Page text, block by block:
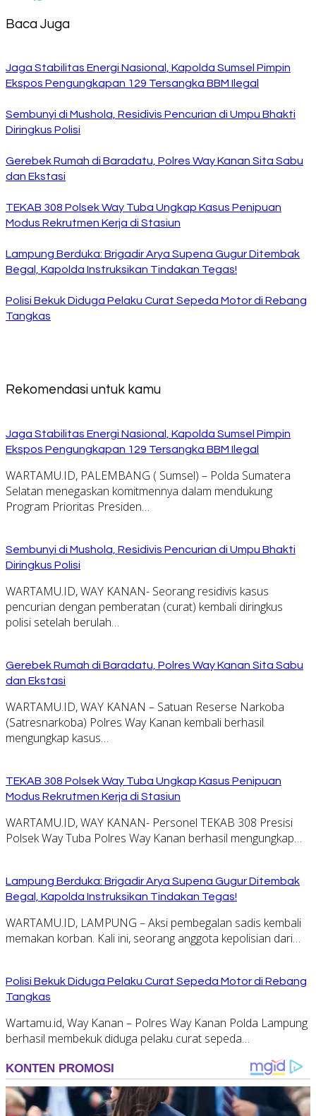
Baca Juga
Jaga Stabilitas Energi Nasional, Kapolda Sumsel Pimpin
Ekspos Pengungkapan 129 Tersangka BBM Ilegal
Sembunyi di Mushola, Residivis Pencurian di Umpu Bhakti
Diringkus Polisi
Gerebek Rumah di Baradatu, Polres Way Kanan Sita Sabu
dan Ekstasi
TEKAB 308 Polsek Way Tuba Ungkap Kasus Penipuan
Modus Rekrutmen Kerja di Stasiun
Lampung Berduka: Brigadir Arya Supena Gugur Ditembak
Begal, Kapolda Instruksikan Tindakan Tegas!
Polisi Bekuk Diduga Pelaku Curat Sepeda Motor di Rebang
Tangkas
Rekomendasi untuk kamu
Jaga Stabilitas Energi Nasional, Kapolda Sumsel Pimpin
Ekspos Pengungkapan 129 Tersangka BBM Ilegal
WARTAMU.ID, PALEMBANG ( Sumsel) – Polda Sumatera
Selatan menegaskan komitmennya dalam mendukung
Program Prioritas Presiden…
Sembunyi di Mushola, Residivis Pencurian di Umpu Bhakti
Diringkus Polisi
WARTAMU.ID, WAY KANAN- Seorang residivis kasus
pencurian dengan pemberatan (curat) kembali diringkus
polisi setelah berulah…
Gerebek Rumah di Baradatu, Polres Way Kanan Sita Sabu
dan Ekstasi
WARTAMU.ID, WAY KANAN – Satuan Reserse Narkoba
(Satresnarkoba) Polres Way Kanan kembali berhasil
mengungkap kasus…
TEKAB 308 Polsek Way Tuba Ungkap Kasus Penipuan
Modus Rekrutmen Kerja di Stasiun
WARTAMU.ID, WAY KANAN- Personel TEKAB 308 Presisi
Polsek Way Tuba Polres Way Kanan berhasil mengungkap…
Lampung Berduka: Brigadir Arya Supena Gugur Ditembak
Begal, Kapolda Instruksikan Tindakan Tegas!
WARTAMU.ID, LAMPUNG – Aksi pembegalan sadis kembali
memakan korban. Kali ini, seorang anggota kepolisian dari…
Polisi Bekuk Diduga Pelaku Curat Sepeda Motor di Rebang
Tangkas
Wartamu.id, Way Kanan – Polres Way Kanan Polda Lampung
berhasil membekuk diduga pelaku curat sepeda…